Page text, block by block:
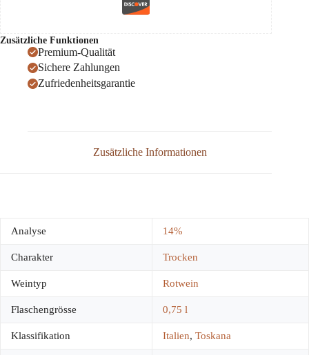
Zusätzliche Funktionen
Premium-Qualität
Sichere Zahlungen
Zufriedenheitsgarantie
Zusätzliche Informationen
Analyse 14%
Charakter Trocken
Weintyp Rotwein
Flaschengrösse 0,75 l
Klassifikation Italien, Toskana